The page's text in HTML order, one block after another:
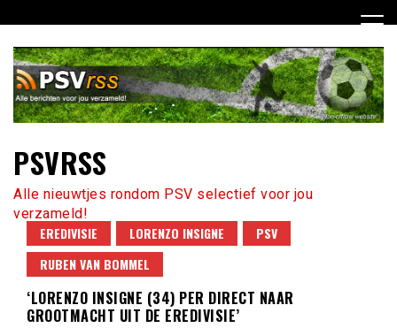
naar
inhoud
PSVRSS
Alle nieuwtjes rondom PSV selectief voor jou
verzameld!
EREDIVISIE LORENZO INSIGNE
PSV
RUBEN VAN BOMMEL
‘LORENZO INSIGNE (34) PER DIRECT NAAR
GROOTMACHT UIT DE EREDIVISIE’